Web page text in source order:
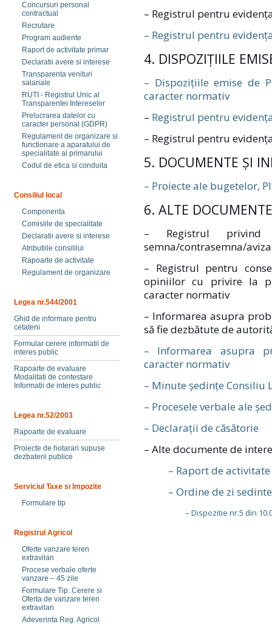
Concursuri personal
contractual
Recrutare
Program audiente
Raport de activitate primar
Declaratii avere si interese
Transparenta venituri
salariale
RUTI - Registrul Unic al
Transparentei Intereselor
Prelucrarea datelor cu
caracter personal (GDPR)
Regulament de organizare si
functionare a aparatului de
specialitate al primarului
Codul de etica si conduita
Consiliul local
Componenta
Comisiile de specialitate
Declaratii avere si interese
Atributiile consililui
Rapoarte de activitate
Regulament de organizare
Legea nr.544/2001
Ghid de informare pentru
cetateni
Formular cerere informatii de
interes public
Rapoarte de evaluare
Modalitati de contestare
Informatii de interes public
Legea nr.52/2003
Rapoarte de evaluare
Proiecte de hotarari supuse
dezbaterii publice
Serviciul Taxe si Impozite
Formulare tip
Registrul Agricol
Oferte vanzare teren
extravilan
Procese verbale oferte
vanzare – 45 zile
Formulare Tip. Cerere si
Oferta de vanzare teren
extravilan
Adeverinta Reg. Agricol
– Registrul pentru
– Registrul pentru
4. DISPOZIȚIILE
– Dispozițiile emise de
caracter normativ
– Registrul pentru
– Registrul pentru
5. DOCUMENTE ȘI
– Proiecte ale bugetelor,
6. ALTE DOCUMENTE
– Registrul
semna/contrasemna/
– Registrul pentru
opiniilor cu privire la
caracter normativ
– Informarea asupra
să fie dezbătute de
– Informarea asupra
caracter normativ
– Minute ședințe Consiliu
– Procesele verbale ale
– Declarații de căsătorie
– Alte documente de
– Raport de
– Ordine de zi
– Dispozitie nr.5 din